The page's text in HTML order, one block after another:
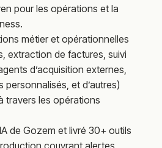
pour les opérations et la
métier et opérationnelles
extraction de factures, suivi
d’acquisition externes,
et d’autres)
travers les opérations
de Gozem et livré 30+ outils
couvrant alertes